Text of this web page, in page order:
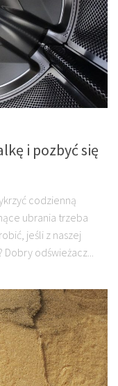
i pozbyć się
codzienną
ubrania trzeba
jeśli z naszej
odświeżacz...